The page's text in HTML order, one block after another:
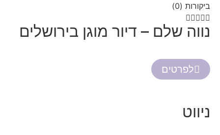
ביקורות (0)

נווה שלם – דיור מוגן בירושלים
לפרטים
ניווט